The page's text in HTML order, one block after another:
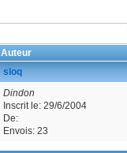
Auteur
sloq
Dindon
Inscrit le: 29/6/2004
De:
Envois: 23